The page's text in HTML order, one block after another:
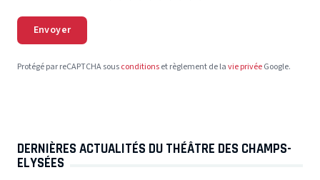
Envoyer
Protégé par reCAPTCHA sousconditionset règlement de lavie privéeGoogle.
DERNIÈRES ACTUALITÉS DU THÉÂTRE DES CHAMPS-
ELYSÉES